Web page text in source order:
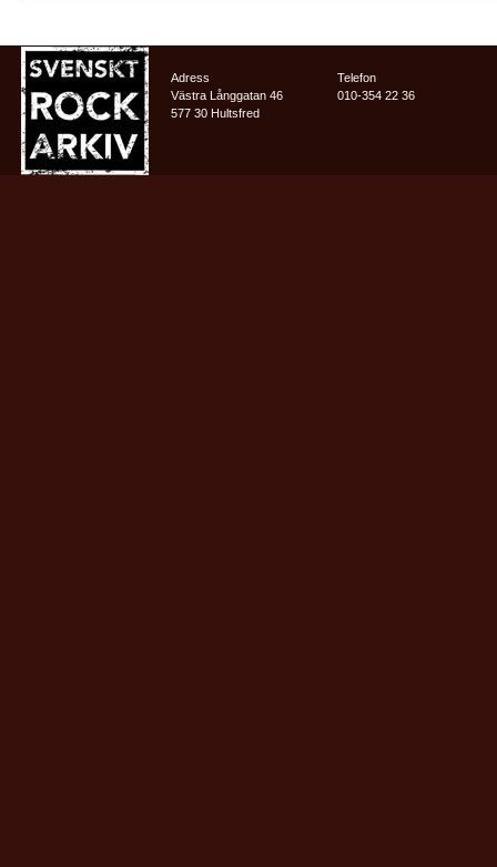
Adress
Västra Långgatan 46
577 30 Hultsfred
Telefon
010-354 22 36